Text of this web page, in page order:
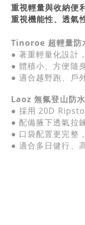
重視輕量與收納便
重視機能性、透氣
Tinoroe 超輕量防
●著重輕量化設計
●體積小、方便隨
● 適合越野跑、戶
Laoz 無氟登山防
●採用 20D
● 配備腋下透氣拉
● 口袋配置更完整
● 適合多日健行、